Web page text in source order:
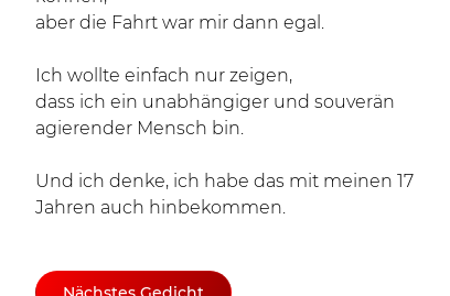
aber die Fahrt war mir dann egal.
Ich wollte einfach nur zeigen,
dass ich ein unabhängiger und souverän
agierender Mensch bin.
Und ich denke, ich habe das mit meinen 17
Jahren auch hinbekommen.